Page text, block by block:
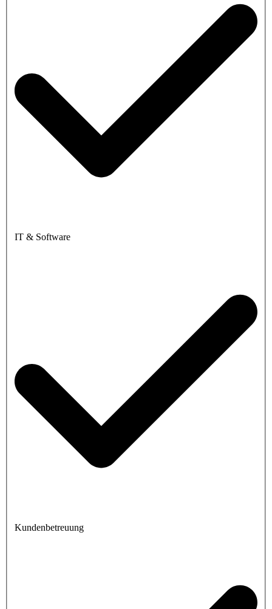
IT & Software
Kundenbetreuung